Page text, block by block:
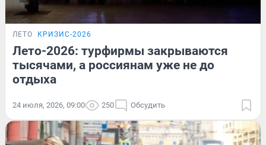
ЛЕТО КРИЗИС-2026
Лето-2026: турфирмы закрываются
тысячами, а россиянам уже не до
отдыха
24 июля, 2026, 09:00 250 Обсудить